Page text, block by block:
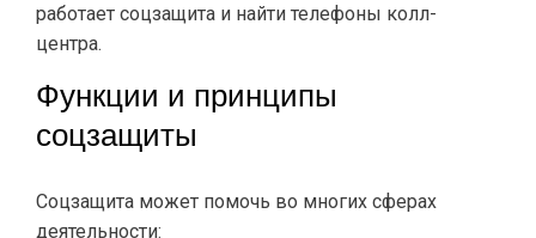
работает соцзащита и найти телефоны колл-
центра.
Функции и принципы
соцзащиты
Соцзащита может помочь во многих сферах
деятельности: